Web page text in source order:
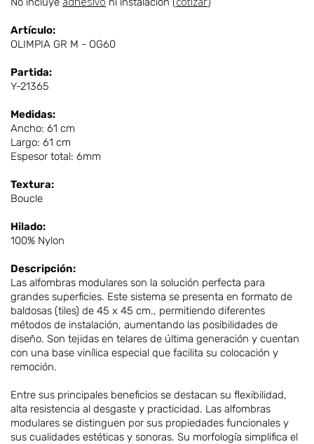
No incluye
ni instalación ( )
Artículo:
OLIMPIA GR M - OG60
Partida:
Y-21365
Medidas:
Ancho: 61 cm
Largo: 61 cm
Espesor total: 6mm
Textura:
Boucle
Hilado:
100% Nylon
Descripción:
Las alfombras modulares son la solución perfecta para
grandes superficies. Este sistema se presenta en formato de
baldosas (tiles) de 45 x 45 cm., permitiendo diferentes
métodos de instalación, aumentando las posibilidades de
diseño. Son tejidas en telares de última generación y cuentan
con una base vinílica especial que facilita su colocación y
remoción.
Entre sus principales beneficios se destacan su flexibilidad,
alta resistencia al desgaste y practicidad. Las alfombras
modulares se distinguen por sus propiedades funcionales y
sus cualidades estéticas y sonoras. Su morfología simplifica el